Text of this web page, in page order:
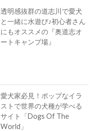
透明感抜群の道志川で愛犬
と一緒に水遊び♪初心者さん
にもオススメの『奥道志オ
ートキャンプ場』
愛犬家必見！ポップなイラ
ストで世界の犬種が学べる
サイト「Dogs Of The
World」